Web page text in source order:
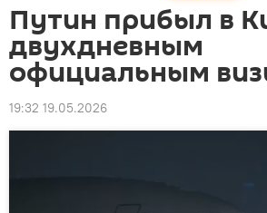
Путин прибыл в
двухдневным
официальным
19:32 19.05.2026